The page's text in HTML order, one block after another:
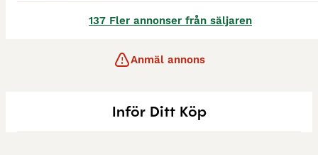
137 Fler annonser från säljaren
Anmäl annons
Inför Ditt Köp